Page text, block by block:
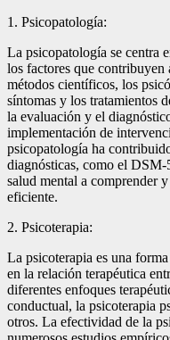
1. Psicopatología:
La psicopatología se centra
los factores que contribuyen
métodos científicos, los
síntomas y los tratamientos
la evaluación y el
implementación de
psicopatología ha
diagnósticas, como el DSM-
salud mental a comprender
eficiente.
2. Psicoterapia:
La psicoterapia es una
en la relación terapéutica
diferentes enfoques
conductual, la psicoterapia
otros. La efectividad de la